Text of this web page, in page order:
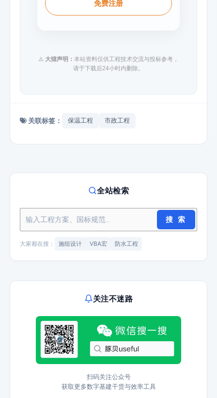
免费注册
⚠️ 大猫声明： 本站资料仅供工程技术交流与投标参考，
请于下载后24小时内删除。
关联标签： 保温工程 市政工程
全站检索
搜 索
大家都在搜： 施组设计 VBA宏 防水工程
关注不迷路
扫码关注公众号
获取更多数字基建干货与效率工具